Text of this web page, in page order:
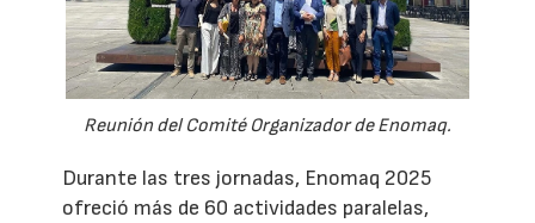
Reunión del Comité Organizador de Enomaq.
Durante las tres jornadas, Enomaq 2025
ofreció más de 60 actividades paralelas,